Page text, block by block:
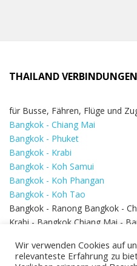
THAILAND
für Busse, Fähren, Flüge und
Bangkok - Chiang Mai
Bangkok - Phuket
Bangkok - Krabi
Bangkok - Koh Samui
Bangkok - Koh Phangan
Bangkok - Koh Tao
Bangkok - Ranong Bangkok -
Krabi - Bangkok Chiang Mai -
Bangkok - Hua Hin
Wir verwenden Cookies auf
relevanteste Erfahrung zu